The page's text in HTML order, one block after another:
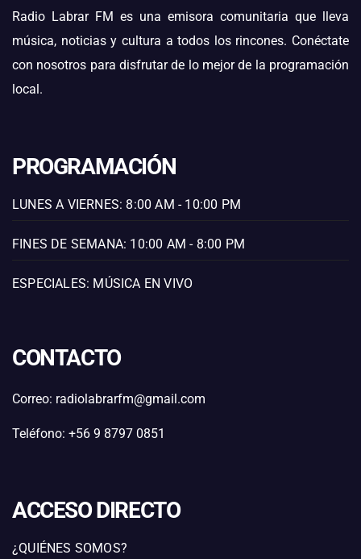
Radio Labrar FM es una emisora comunitaria que lleva
música, noticias y cultura a todos los rincones. Conéctate
con nosotros para disfrutar de lo mejor de la programación
local.
PROGRAMACIÓN
LUNES A VIERNES: 8:00 AM - 10:00 PM
FINES DE SEMANA: 10:00 AM - 8:00 PM
ESPECIALES: MÚSICA EN VIVO
CONTACTO
Correo: radiolabrarfm@gmail.com
Teléfono: +56 9 8797 0851
ACCESO DIRECTO
¿QUIÉNES SOMOS?